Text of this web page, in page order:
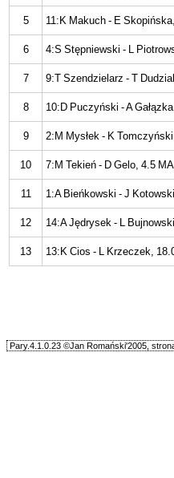
5
11:K Makuch - E
6
4:S Stępniewski - L
7
9:T Szendzielarz - T
8
10:D Puczyński - A
9
2:M Mysłek - K
10
7:M Tekień - D Gelo, 4.5 MA
11
1:A Bieńkowski - J
12
14:A Jędrysek - L
13
13:K Cios - L Krzeczek,
Pary.4.1.0.23 ©Jan Romański'2005,